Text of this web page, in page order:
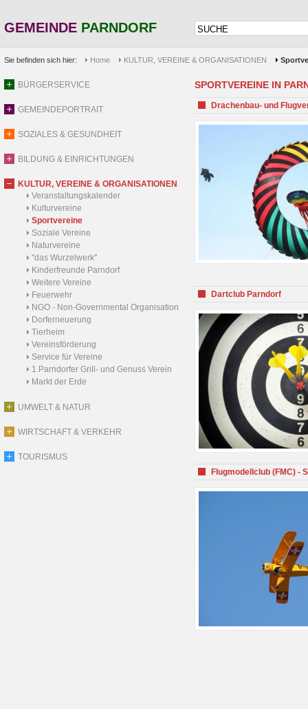
GEMEINDE PARNDORF
Sie befinden sich hier: Home KULTUR, VEREINE & ORGANISATIONEN
BÜRGERSERVICE
GEMEINDEPORTRAIT
SOZIALES & GESUNDHEIT
BILDUNG & EINRICHTUNGEN
KULTUR, VEREINE & ORGANISATIONEN
Veranstaltungskalender
Kulturvereine
Sportvereine
Soziale Vereine
Naturvereine
"das Wurzelwerk"
Kinderfreunde Parndorf
Weitere Vereine
Feuerwehr
NGO - Non-Governmental Organisation
Dorferneuerung
Tierheim
Vereinsförderung
Service für Vereine
1.Parndorfer Grill- und Genuss Verein
Markt der Erde
UMWELT & NATUR
WIRTSCHAFT & VERKEHR
TOURISMUS
SPORTVEREINE IN
Drachenbau- und
Dartclub Parndorf
Flugmodellclub (FMC) -